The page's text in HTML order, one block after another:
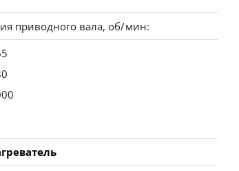
приводного вала, об/мин: